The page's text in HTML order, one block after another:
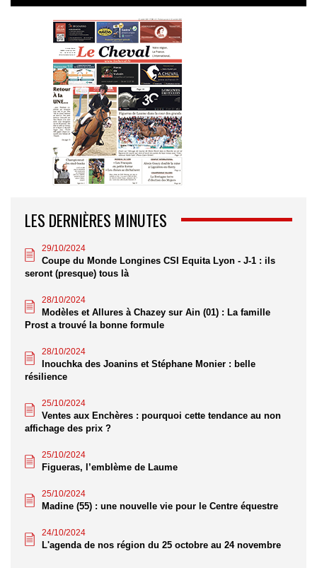
LES DERNIÈRES MINUTES
29/10/2024
Coupe du Monde Longines CSI Equita Lyon - J-1 : ils
seront (presque) tous là
28/10/2024
Modèles et Allures à Chazey sur Ain (01) : La famille
Prost a trouvé la bonne formule
28/10/2024
Inouchka des Joanins et Stéphane Monier : belle
résilience
25/10/2024
Ventes aux Enchères : pourquoi cette tendance au non
affichage des prix ?
25/10/2024
Figueras, l’emblème de Laume
25/10/2024
Madine (55) : une nouvelle vie pour le Centre équestre
24/10/2024
L'agenda de nos région du 25 octobre au 24 novembre